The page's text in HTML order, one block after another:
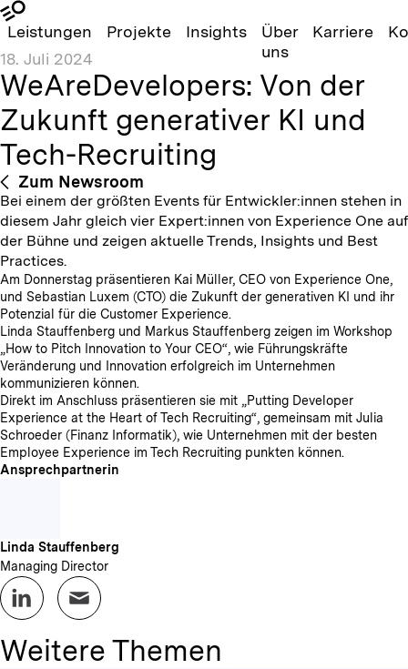
Leistungen Projekte Insights
Über
uns
Karriere
Zum Newsroom
18. Juli 2024
WeAreDevelopers: Von der
Zukunft generativer KI und
Tech-Recruiting
Ansprechpartnerin
Linda Stauffenberg
Managing Director
Bei einem der größten Events für Entwickler:innen stehen in
diesem Jahr gleich vier Expert:innen von Experience One auf
der Bühne und zeigen aktuelle Trends, Insights und Best
Practices.
Am Donnerstag präsentieren Kai Müller, CEO von Experience One,
und Sebastian Luxem (CTO) die Zukunft der generativen KI und ihr
Potenzial für die Customer Experience.
Linda Stauffenberg und Markus Stauffenberg zeigen im Workshop
„How to Pitch Innovation to Your CEO“, wie Führungskräfte
Veränderung und Innovation erfolgreich im Unternehmen
kommunizieren können.
Direkt im Anschluss präsentieren sie mit „Putting Developer
Experience at the Heart of Tech Recruiting“, gemeinsam mit Julia
Schroeder (Finanz Informatik), wie Unternehmen mit der besten
Employee Experience im Tech Recruiting punkten können.
Weitere Themen